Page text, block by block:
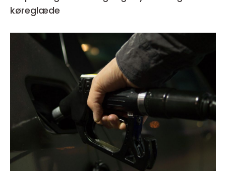
køreglæde